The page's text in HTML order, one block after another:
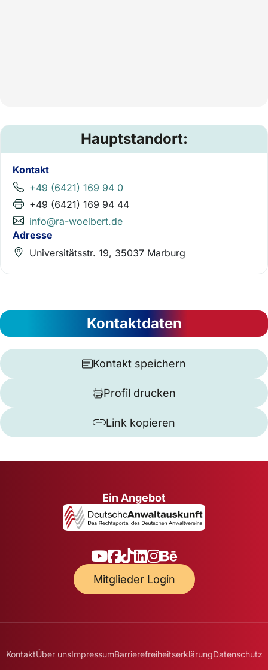
Hauptstandort:
Kontakt
+49 (6421) 169 94 0
+49 (6421) 169 94 44
info@ra-woelbert.de
Adresse
Universitätsstr. 19, 35037 Marburg
Kontaktdaten
Kontakt speichern
Profil drucken
Link kopieren
Ein Angebot
Mitglieder Login
KontaktÜber unsImpressumBarrierefreiheitserklärungDatenschutz